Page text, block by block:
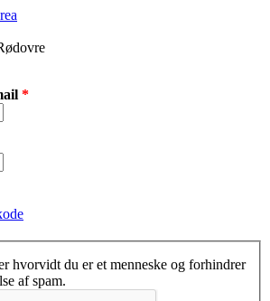
*
hvorvidt du er et menneske og forhindrer
af spam.